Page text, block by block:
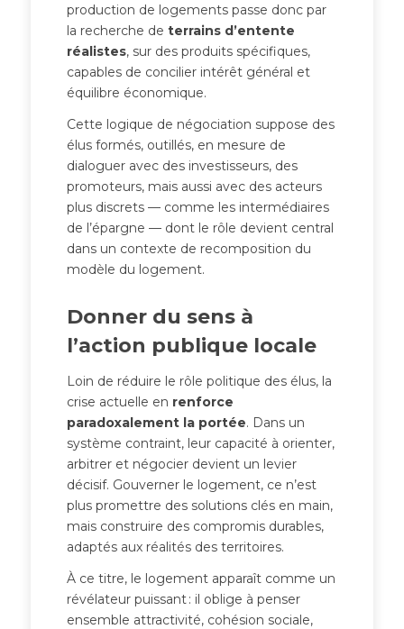
production de logements passe donc par
la recherche de terrains d’entente
réalistes, sur des produits spécifiques,
capables de concilier intérêt général et
équilibre économique.
Cette logique de négociation suppose des
élus formés, outillés, en mesure de
dialoguer avec des investisseurs, des
promoteurs, mais aussi avec des acteurs
plus discrets — comme les intermédiaires
de l’épargne — dont le rôle devient central
dans un contexte de recomposition du
modèle du logement.
Donner du sens à
l’action publique locale
Loin de réduire le rôle politique des élus, la
crise actuelle en renforce
paradoxalement la portée. Dans un
système contraint, leur capacité à orienter,
arbitrer et négocier devient un levier
décisif. Gouverner le logement, ce n’est
plus promettre des solutions clés en main,
mais construire des compromis durables,
adaptés aux réalités des territoires.
À ce titre, le logement apparaît comme un
révélateur puissant : il oblige à penser
ensemble attractivité, cohésion sociale,